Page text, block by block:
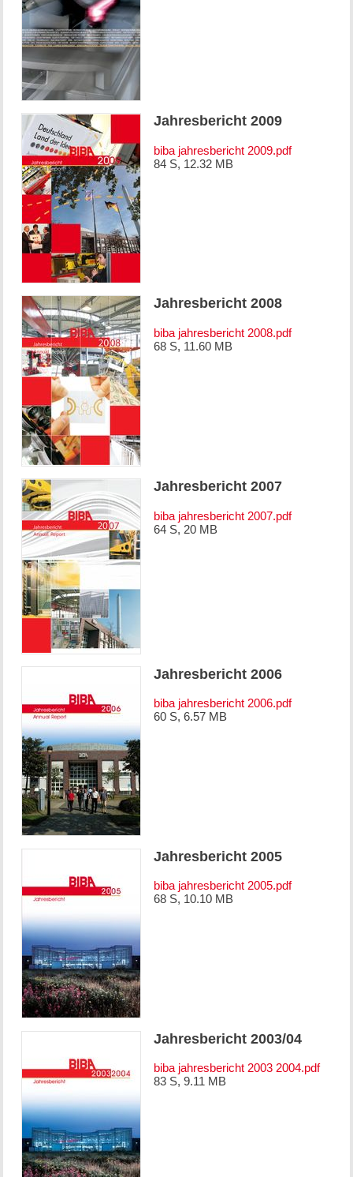
Jahresbericht 2009
biba jahresbericht 2009.pdf
84 S, 12.32 MB
Jahresbericht 2008
biba jahresbericht 2008.pdf
68 S, 11.60 MB
Jahresbericht 2007
biba jahresbericht 2007.pdf
64 S, 20 MB
Jahresbericht 2006
biba jahresbericht 2006.pdf
60 S, 6.57 MB
Jahresbericht 2005
biba jahresbericht 2005.pdf
68 S, 10.10 MB
Jahresbericht 2003/04
biba jahresbericht 2003 2004.pdf
83 S, 9.11 MB